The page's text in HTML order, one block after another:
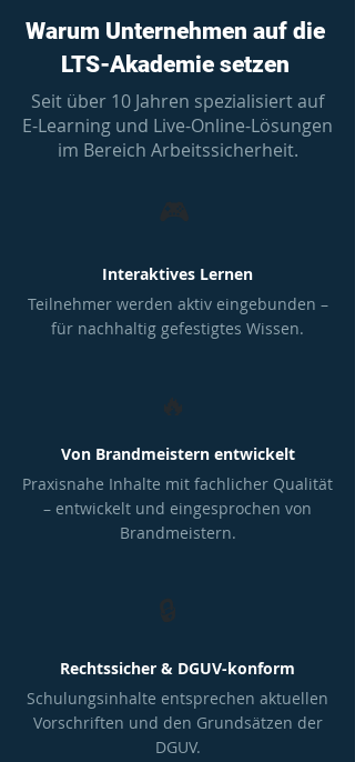
Warum Unternehmen auf die
LTS-Akademie setzen
Seit über 10 Jahren spezialisiert auf
E-Learning und Live-Online-Lösungen
im Bereich Arbeitssicherheit.
Interaktives Lernen
Teilnehmer werden aktiv eingebunden –
für nachhaltig gefestigtes Wissen.
Von Brandmeistern entwickelt
Praxisnahe Inhalte mit fachlicher Qualität
– entwickelt und eingesprochen von
Brandmeistern.
Rechtssicher & DGUV-konform
Schulungsinhalte entsprechen aktuellen
Vorschriften und den Grundsätzen der
DGUV.